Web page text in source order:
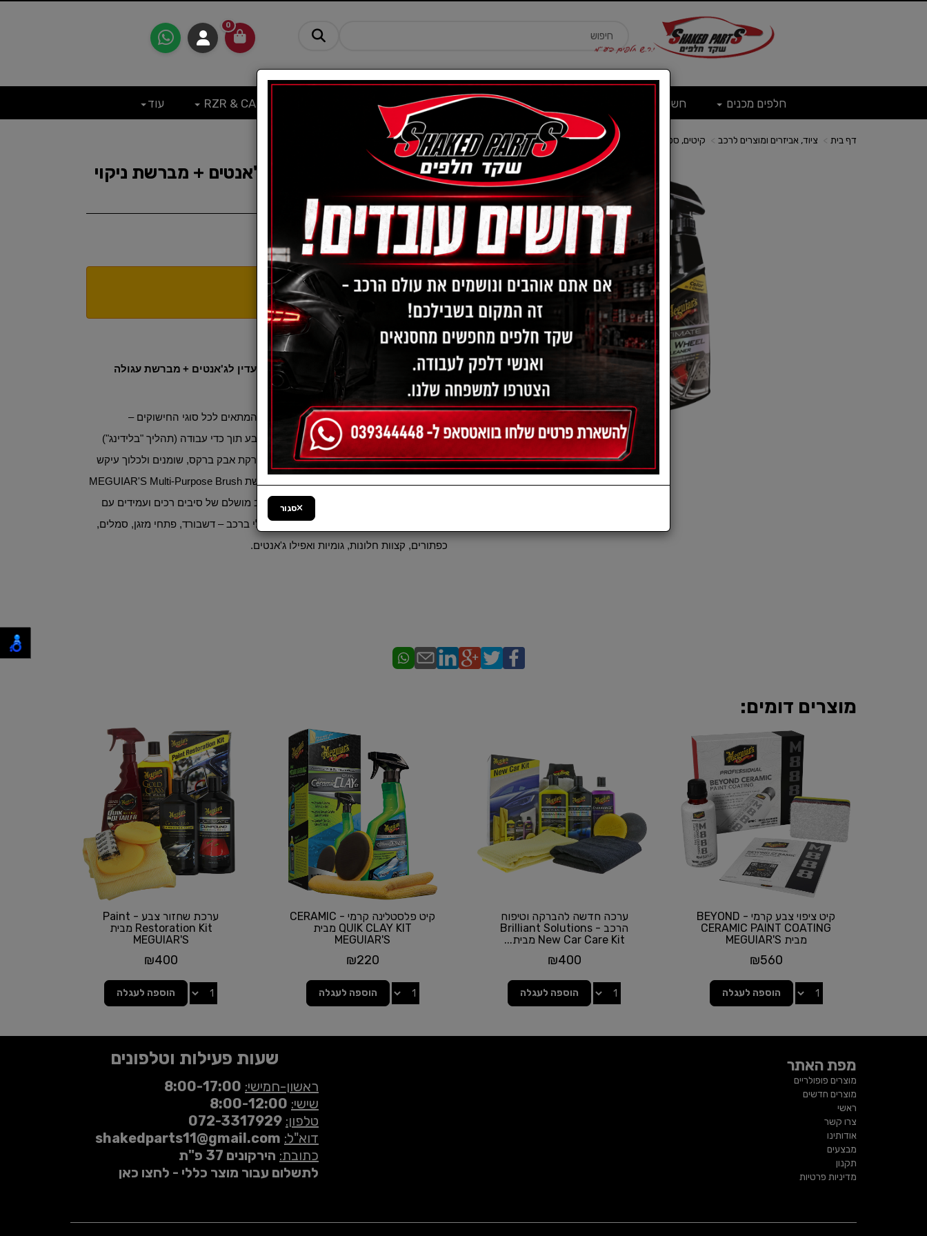
0
חלפים מכנים חשמל ציוד, אביזרים ומוצרים לרכב עוד
דף בית ציוד, אביזרים ומוצרים לרכב קיטים, סטים וערכות
באנדל סט - ספריי מנקה ג'אנטים + מברשת ניקוי
עגולה 35 ס"מ
מק"ט :Z9FUS25LBV
₪128
אזל המלאי
תיאור:
באנדל סט המורכב מספריי ניקוי עוצמתי ועדין לג'אנטים + מברשת עגולה
מקצועית לניקוי כללי של פנים וחוץ הרכב.
בבאנדל תקבלו ספריי מנקה ג'אנטים עוצמתי המתאים לכל סוגי החישוקים –
אלומיניום, כרום, ציפוי מבריק או מט. משנה צבע תוך כדי עבודה (תהליך "בלידינג")
כדי להמחיש את פעולת הניקוי בזמן אמת, מפרקת אבק ברקס, שומנים ולכלוך עיקש
ברשת MEGUIAR'S Multi-Purpose Brush
בגודל Medium (קוטר 35 מ"מ) המציעה שילוב מושלם של סיבים רכים ועמידים עם
גוף ארגונומי ונוח לאחיזה. מתאימה לניקוי כללי ברכב – דשבורד, פתחי מזגן, סמלים,
כפתורים, קצוות חלונות, גומיות ואפילו ג'אנטים.
מוצרים דומים:
קיט ציפוי צבע קרמי - BEYOND
CERAMIC PAINT COATING
מבית MEGUIAR'S
₪560
הוספה לעגלה
ערכה חדשה להברקה וטיפוח
הרכב - Brilliant Solutions
New Car Care Kit מבית...
₪400
הוספה לעגלה
קיט פלסטלינה קרמי - CERAMIC
QUIK CLAY KIT מבית
MEGUIAR'S
₪220
הוספה לעגלה
ערכת שחזור צבע - Paint
Restoration Kit מבית
MEGUIAR'S
₪400
הוספה לעגלה
מפת האתר
מוצרים פופולריים
מוצרים חדשים
ראשי
צרו קשר
אודותינו
מבצעים
תקנון
מדיניות פרטיות
שעות פעילות וטלפונים
ראשון-חמישי: 8:00-17:00
שישי: 8:00-12:00
טלפון: 072-3317929
דוא"ל: shakedparts11@gmail.com
כתובת: הירקונים 37 פ"ת
לתשלום עבור מוצר כללי - לחצו כאן
סגור